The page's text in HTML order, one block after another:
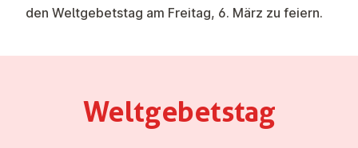
den Weltgebetstag am Freitag, 6. März zu feiern.
Welt­ge­b­et­stag